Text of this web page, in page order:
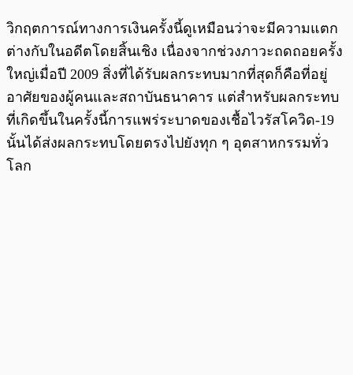
วิกฤตการณ์ทางการเงินครั้งนี้ดูเหมือนว่าจะมีความแตก
ต่างกับในอดีตโดยสิ้นเชิง เนื่องจากช่วงภาวะถดถอยครั้ง
ใหญ่เมื่อปี 2009 สิ่งที่ได้รับผลกระทบมากที่สุดก็คือที่อยู่
อาศัยของผู้คนและสถาบันธนาคาร แต่สำหรับผลกระทบ
ที่เกิดขึ้นในครั้งนี้การแพร่ระบาดของเชื้อไวรัสโควิด-19
นั้นได้ส่งผลกระทบโดยตรงไปยังทุก ๆ อุตสาหกรรมทั่ว
โลก